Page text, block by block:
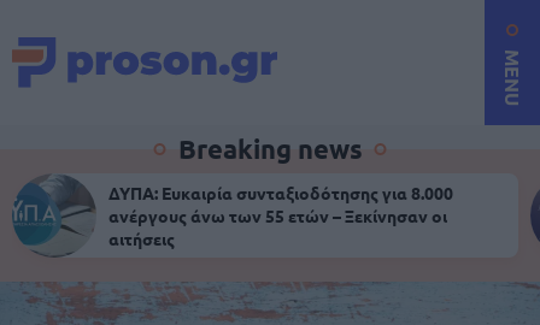
MENU
Breaking news
ΔΥΠΑ: Ευκαιρία συνταξιοδότησης για 8.000
ανέργους άνω των 55 ετών – Ξεκίνησαν οι
αιτήσεις